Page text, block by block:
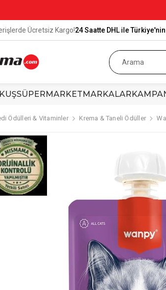
Ücretsiz Kargo!24 Saatte DHL ile
KUŞSÜPERMARKETMARKALAR
Ödülleri & Vitaminler Krema & Taneli Ödüller